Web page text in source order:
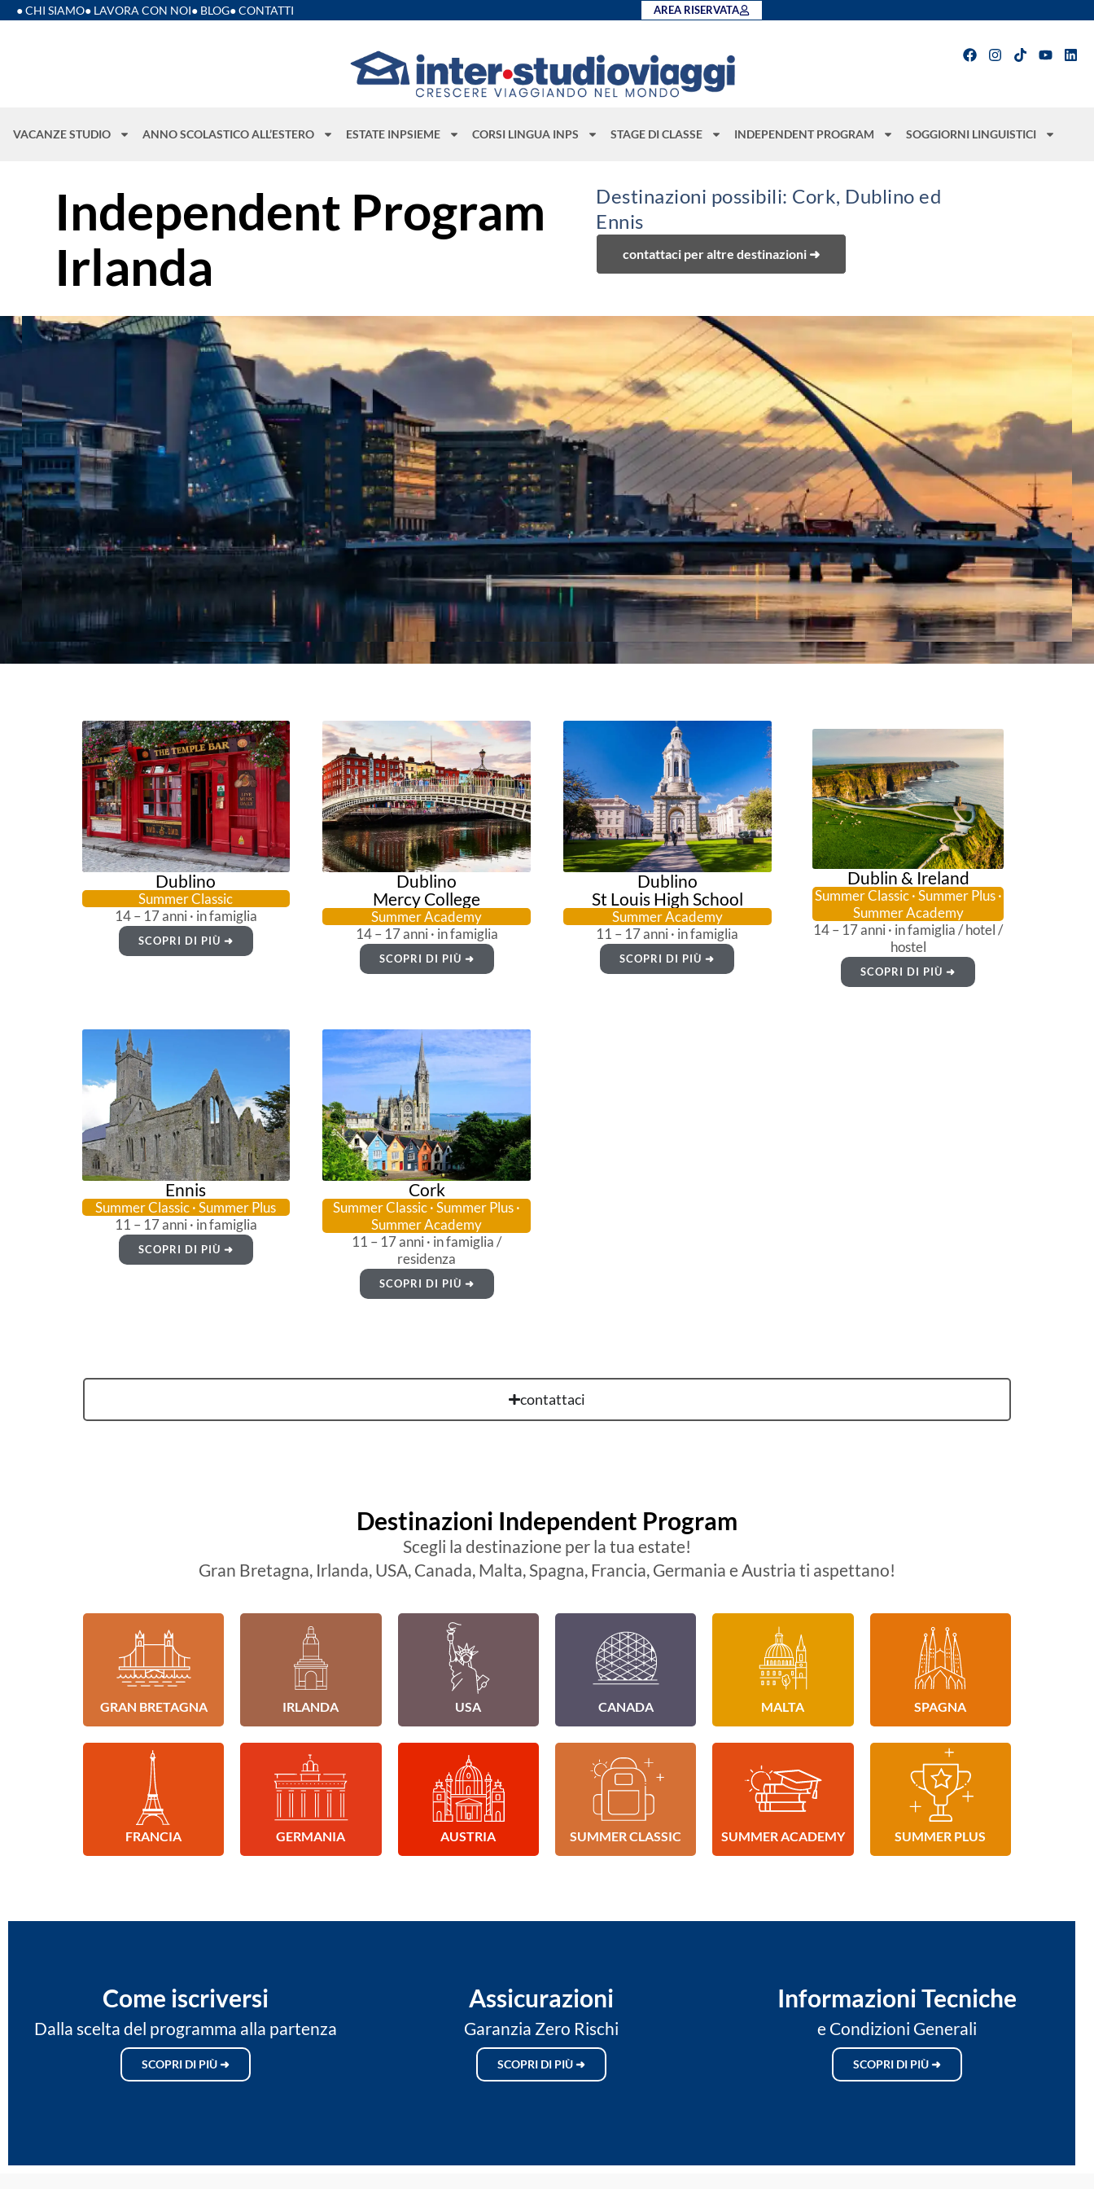
● CHI SIAMO● LAVORA CON NOI● BLOG● CONTATTI AREA RISERVATA
VACANZE STUDIO ANNO SCOLASTICO ALL’ESTERO ESTATE INPSIEME CORSI LINGUA INPS STAGE DI CLASSE INDEPENDENT PROGRAM SOGGIORNI LINGUISTICI
Independent Program
Irlanda
Destinazioni possibili: Cork, Dublino ed
Ennis
contattaci per altre destinazioni ➜
Dublino
Summer Classic
14 – 17 anni · in famiglia
SCOPRI DI PIÙ ➜
Dublino
Mercy College
Summer Academy
14 – 17 anni · in famiglia
SCOPRI DI PIÙ ➜
Dublino
St Louis High School
Summer Academy
11 – 17 anni · in famiglia
SCOPRI DI PIÙ ➜
Dublin & Ireland
Summer Classic · Summer Plus ·
Summer Academy
14 – 17 anni · in famiglia / hotel /
hostel
SCOPRI DI PIÙ ➜
Ennis
Summer Classic · Summer Plus
11 – 17 anni · in famiglia
SCOPRI DI PIÙ ➜
Cork
Summer Classic · Summer Plus ·
Summer Academy
11 – 17 anni · in famiglia /
residenza
SCOPRI DI PIÙ ➜
contattaci
Destinazioni Independent Program
Scegli la destinazione per la tua estate!
Gran Bretagna, Irlanda, USA, Canada, Malta, Spagna, Francia, Germania e Austria ti aspettano!
GRAN BRETAGNA IRLANDA USA CANADA MALTA SPAGNA
FRANCIA GERMANIA AUSTRIA SUMMER CLASSIC SUMMER ACADEMY SUMMER PLUS
Come iscriversi
Dalla scelta del programma alla partenza
SCOPRI DI PIÙ ➜
Assicurazioni
Garanzia Zero Rischi
SCOPRI DI PIÙ ➜
Informazioni Tecniche
e Condizioni Generali
SCOPRI DI PIÙ ➜